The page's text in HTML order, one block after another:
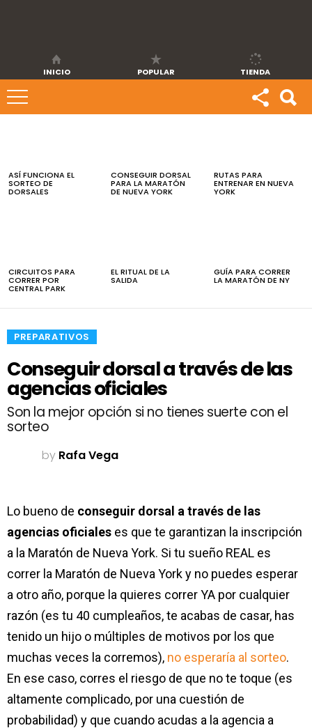
INICIO POPULAR TIENDA
ASÍ FUNCIONA EL
SORTEO DE
DORSALES
CONSEGUIR DORSAL
PARA LA MARATÓN
DE NUEVA YORK
RUTAS PARA
ENTRENAR EN NUEVA
YORK
CIRCUITOS PARA
CORRER POR
CENTRAL PARK
EL RITUAL DE LA
SALIDA
GUÍA PARA CORRER
LA MARATÓN DE NY
​PREPARATIVOS
Conseguir dorsal a través de las
agencias oficiales
Son la mejor opción si no tienes suerte con el
sorteo
by Rafa Vega
Lo bueno de conseguir dorsal a través de las
agencias oficiales es que te garantizan la inscripción
a la Maratón de Nueva York. Si tu sueño REAL es
correr la Maratón de Nueva York y no puedes esperar
a otro año, porque la quieres correr YA por cualquier
razón (es tu 40 cumpleaños, te acabas de casar, has
tenido un hijo o múltiples de motivos por los que
muchas veces la corremos), no esperaría al sorteo.
En ese caso, corres el riesgo de que no te toque (es
altamente complicado, por una cuestión de
probabilidad) y que cuando acudas a la agencia a